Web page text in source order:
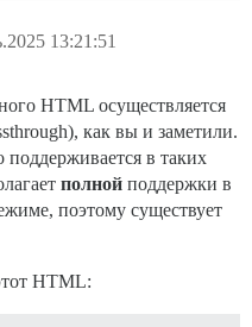
13:21:51
HTML осуществляется
как вы и заметили.
в таких
полной поддержки в
поэтому существует
HTML: